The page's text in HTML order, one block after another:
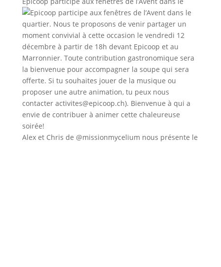
Alex et Chris de @missionmycelium nous présente le